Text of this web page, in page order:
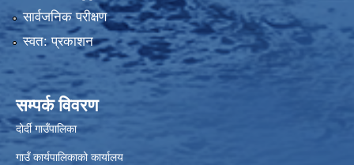
सार्वजनिक परीक्षण
स्वत: प्रकाशन
सम्पर्क विवरण
दोर्दी गाउँपालिका
गाउँ कार्यपालिकाको कार्यालय